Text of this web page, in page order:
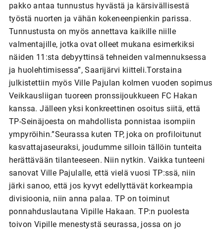
pakko antaa tunnustus hyvästä ja kärsivällisestä
työstä nuorten ja vähän kokeneenpienkin parissa.
Tunnustusta on myös annettava kaikille niille
valmentajille, jotka ovat olleet mukana esimerkiksi
näiden 11:sta debyyttinsä tehneiden valmennuksessa
ja huolehtimisessa”, Saarijärvi kiitteli.Torstaina
julkistettiin myös Ville Pajulan kolmen vuoden sopimus
Veikkausliigan tuoreen pronssijoukkueen FC Hakan
kanssa. Jälleen yksi konkreettinen osoitus siitä, että
TP-Seinäjoesta on mahdollista ponnistaa isompiin
ympyröihin.”Seurassa kuten TP, joka on profiloitunut
kasvattajaseuraksi, joudumme silloin tällöin tunteita
herättävään tilanteeseen. Niin nytkin. Vaikka tunteeni
sanovat Ville Pajulalle, että vielä vuosi TP:ssä, niin
järki sanoo, että jos kyvyt edellyttävät korkeampia
divisioonia, niin anna palaa. TP on toiminut
ponnahduslautana Vipille Hakaan. TP:n puolesta
toivon Vipille menestystä seurassa, jossa on jo